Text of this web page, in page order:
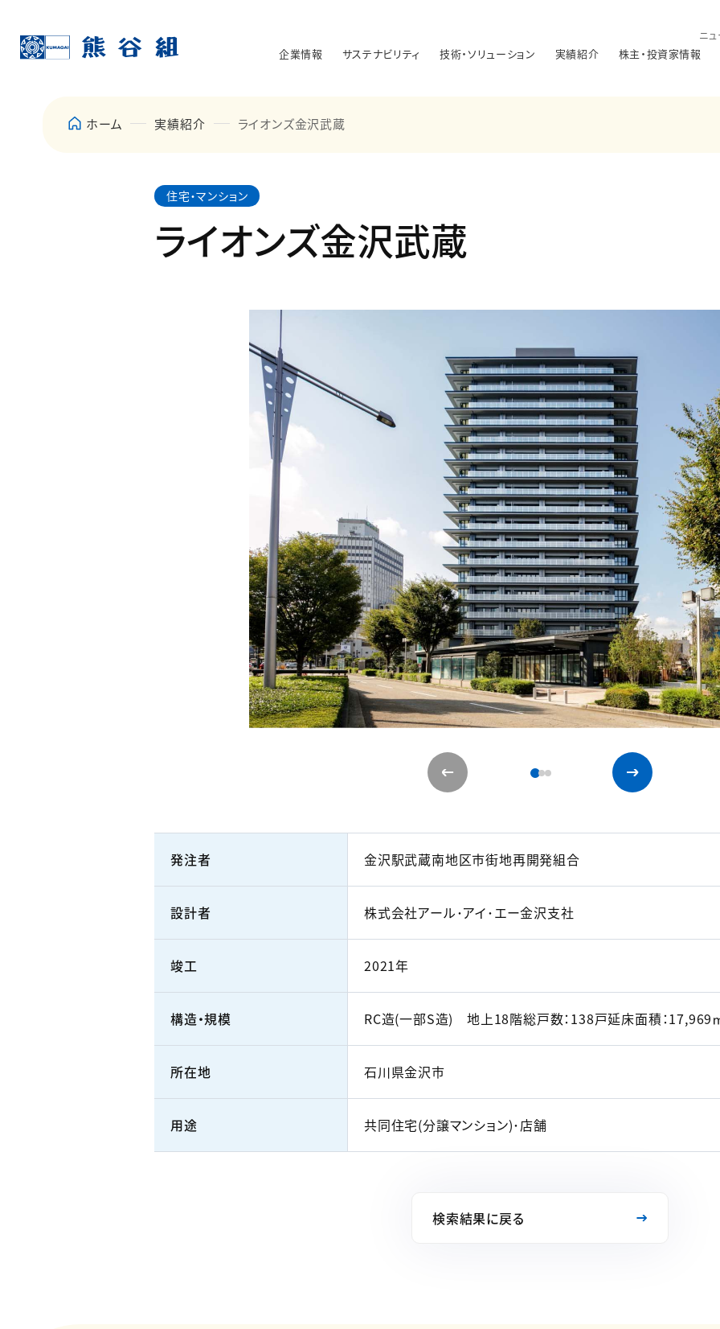
ニ
企業情報 サステナビリティ 技術・ソリューション 実績紹介 株主・投資家情報
ホーム 実績紹介 ライオンズ金沢武蔵
住宅・マンション
ライオンズ金沢武蔵
発注者 金沢駅武蔵南地区市街地再開発組合
設計者 株式会社アール･アイ･エー金沢支社
竣工 2021年
構造・規模 RC造(一部S造) 地上18階総戸数：138戸延床面積：17,969
所在地 石川県金沢市
用途 共同住宅(分譲マンション)･店舗
検索結果に戻る